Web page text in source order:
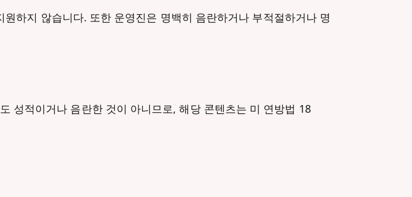
하지 않습니다. 또한 운영진은 명백히 음란하거나 부적절하거나 명
성적이거나 음란한 것이 아니므로, 해당 콘텐츠는 미 연방법 18